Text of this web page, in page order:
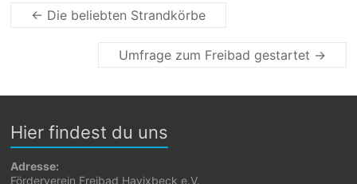
← Die beliebten Strandkörbe
Umfrage zum Freibad gestartet →
Hier findest du uns
Adresse:
Förderverein Freibad Havixbeck e.V.